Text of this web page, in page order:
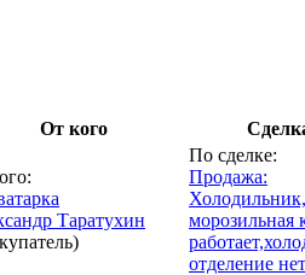
От кого
Таратухин
По сделке:
Продажа:
Холодильник,
морозильная
отделение нет